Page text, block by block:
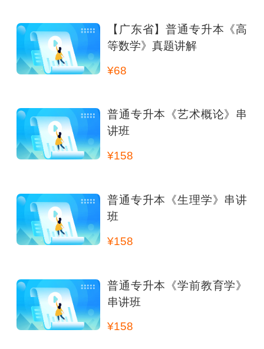
【广东省】普通专升本《高
等数学》真题讲解
¥68
普通专升本《艺术概论》串
讲班
¥158
普通专升本《生理学》串讲
班
¥158
普通专升本《学前教育学》
串讲班
¥158